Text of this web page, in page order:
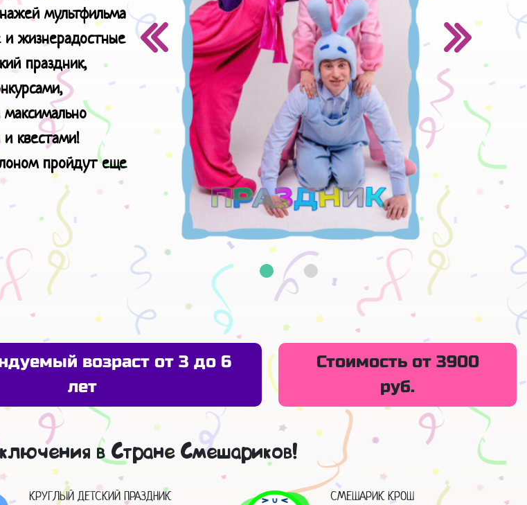
мультфильма
жизнерадостные
праздник,
квестами!
пройдут еще
возраст от 3 до 6
лет
Стоимость от 3900
руб.
в Стране Смешариков!
КРУГЛЫЙ ДЕТСКИЙ ПРАЗДНИК
СМЕШАРИК КРОШ